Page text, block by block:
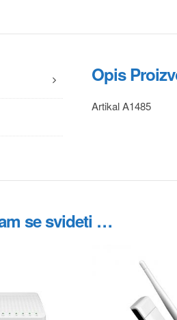
Opis
Artikal A1485
se svideti …